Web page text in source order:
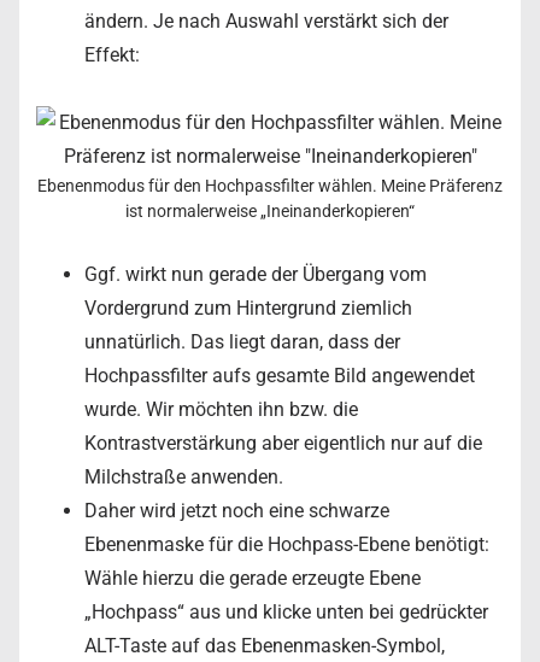
ändern. Je nach Auswahl verstärkt sich der
Effekt:
Ebenenmodus für den Hochpassfilter wählen. Meine Präferenz
ist normalerweise „Ineinanderkopieren“
Ggf. wirkt nun gerade der Übergang vom
Vordergrund zum Hintergrund ziemlich
unnatürlich. Das liegt daran, dass der
Hochpassfilter aufs gesamte Bild angewendet
wurde. Wir möchten ihn bzw. die
Kontrastverstärkung aber eigentlich nur auf die
Milchstraße anwenden.
Daher wird jetzt noch eine schwarze
Ebenenmaske für die Hochpass-Ebene benötigt:
Wähle hierzu die gerade erzeugte Ebene
„Hochpass“ aus und klicke unten bei gedrückter
ALT-Taste auf das Ebenenmasken-Symbol,